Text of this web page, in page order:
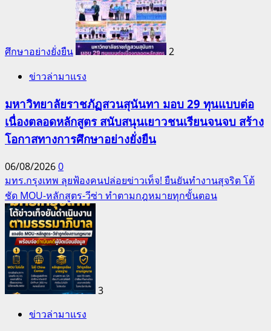
ศึกษาอย่างยั่งยืน
2
ข่าวล่ามาแรง
มหาวิทยาลัยราชภัฏสวนสุนันทา มอบ 29 ทุนแบบต่อ
เนื่องตลอดหลักสูตร สนับสนุนเยาวชนเรียนจนจบ สร้าง
โอกาสทางการศึกษาอย่างยั่งยืน
06/08/20260
มทร.กรุงเทพ ลุยฟ้องคนปล่อยข่าวเท็จ! ยืนยันทำงานสุจริต โต้
ชัด MOU-หลักสูตร-วีซ่า ทำตามกฎหมายทุกขั้นตอน
3
ข่าวล่ามาแรง